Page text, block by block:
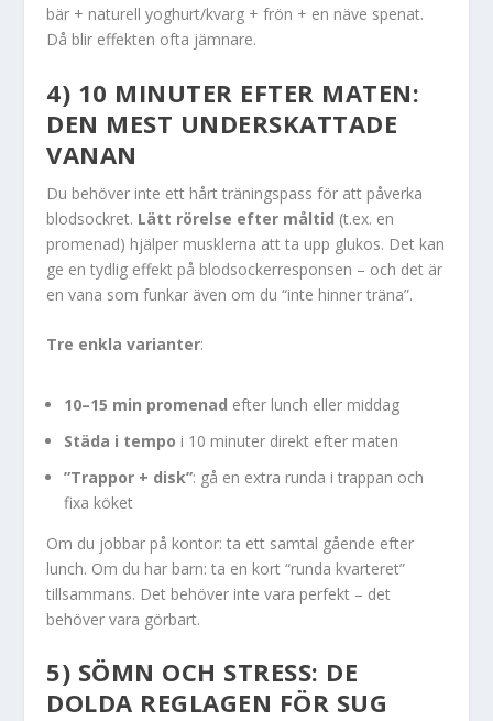
bär + naturell yoghurt/kvarg + frön + en näve spenat.
Då blir effekten ofta jämnare.
4) 10 MINUTER EFTER MATEN:
DEN MEST UNDERSKATTADE
VANAN
Du behöver inte ett hårt träningspass för att påverka
blodsockret. Lätt rörelse efter måltid (t.ex. en
promenad) hjälper musklerna att ta upp glukos. Det kan
ge en tydlig effekt på blodsockerresponsen – och det är
en vana som funkar även om du “inte hinner träna”.
Tre enkla varianter:
10–15 min promenad efter lunch eller middag
Städa i tempo i 10 minuter direkt efter maten
”Trappor + disk”: gå en extra runda i trappan och
fixa köket
Om du jobbar på kontor: ta ett samtal gående efter
lunch. Om du har barn: ta en kort “runda kvarteret”
tillsammans. Det behöver inte vara perfekt – det
behöver vara görbart.
5) SÖMN OCH STRESS: DE
DOLDA REGLAGEN FÖR SUG